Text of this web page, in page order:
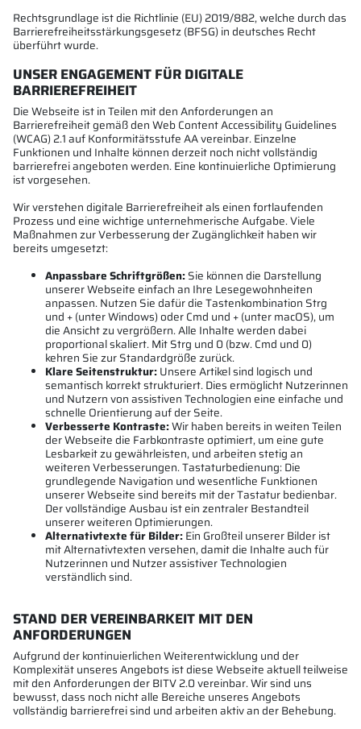
Rechtsgrundlage ist die Richtlinie (EU) 2019/882, welche durch das
Barrierefreiheitsstärkungsgesetz (BFSG) in deutsches Recht
überführt wurde.
UNSER ENGAGEMENT FÜR DIGITALE
BARRIEREFREIHEIT
Die Webseite ist in Teilen mit den Anforderungen an
Barrierefreiheit gemäß den Web Content Accessibility Guidelines
(WCAG) 2.1 auf Konformitätsstufe AA vereinbar. Einzelne
Funktionen und Inhalte können derzeit noch nicht vollständig
barrierefrei angeboten werden. Eine kontinuierliche Optimierung
ist vorgesehen.
Wir verstehen digitale Barrierefreiheit als einen fortlaufenden
Prozess und eine wichtige unternehmerische Aufgabe. Viele
Maßnahmen zur Verbesserung der Zugänglichkeit haben wir
bereits umgesetzt:
Anpassbare Schriftgrößen:Sie können die Darstellung
unserer Webseite einfach an Ihre Lesegewohnheiten
anpassen. Nutzen Sie dafür die Tastenkombination Strg
und + (unter Windows) oder Cmd und + (unter macOS), um
die Ansicht zu vergrößern. Alle Inhalte werden dabei
proportional skaliert. Mit Strg und 0 (bzw. Cmd und 0)
kehren Sie zur Standardgröße zurück.
Klare Seitenstruktur:Unsere Artikel sind logisch und
semantisch korrekt strukturiert. Dies ermöglicht Nutzerinnen
und Nutzern von assistiven Technologien eine einfache und
schnelle Orientierung auf der Seite.
Verbesserte Kontraste:Wir haben bereits in weiten Teilen
der Webseite die Farbkontraste optimiert, um eine gute
Lesbarkeit zu gewährleisten, und arbeiten stetig an
weiteren Verbesserungen. Tastaturbedienung: Die
grundlegende Navigation und wesentliche Funktionen
unserer Webseite sind bereits mit der Tastatur bedienbar.
Der vollständige Ausbau ist ein zentraler Bestandteil
unserer weiteren Optimierungen.
Alternativtexte für Bilder:Ein Großteil unserer Bilder ist
mit Alternativtexten versehen, damit die Inhalte auch für
Nutzerinnen und Nutzer assistiver Technologien
verständlich sind.
STAND DER VEREINBARKEIT MIT DEN
ANFORDERUNGEN
Aufgrund der kontinuierlichen Weiterentwicklung und der
Komplexität unseres Angebots ist diese Webseite aktuell teilweise
mit den Anforderungen der BITV 2.0 vereinbar. Wir sind uns
bewusst, dass noch nicht alle Bereiche unseres Angebots
vollständig barrierefrei sind und arbeiten aktiv an der Behebung.